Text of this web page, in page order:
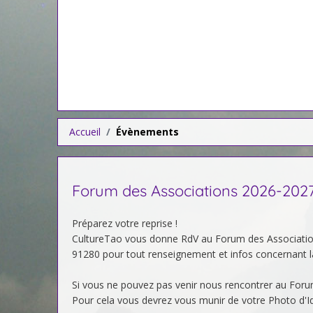
Accueil Évènements
Forum des Associations 2026-
Préparez votre reprise !
CultureTao vous donne RdV au Forum des
91280 pour tout renseignement et infos concernant
Si vous ne pouvez pas venir nous rencontrer au
Pour cela vous devrez vous munir de votre Photo